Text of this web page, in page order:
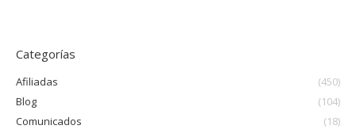
Categorías
Afiliadas
(450)
Blog
(104)
Comunicados
(18)